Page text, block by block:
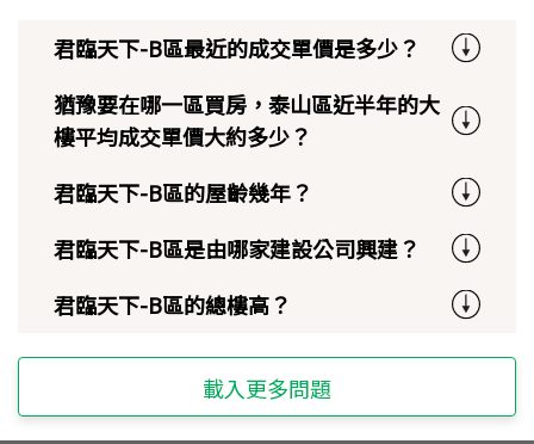
君臨天下-B區最近的成交單價是多少？
猶豫要在哪一區買房，泰山區近半年的大
樓平均成交單價大約多少？
君臨天下-B區的屋齡幾年？
君臨天下-B區是由哪家建設公司興建？
君臨天下-B區的總樓高？
載入更多問題